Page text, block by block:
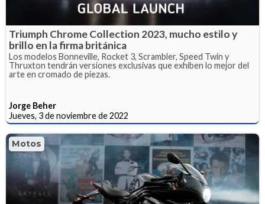
Triumph Chrome Collection 2023, mucho estilo y
brillo en la firma británica
Los modelos Bonneville, Rocket 3, Scrambler, Speed Twin y
Thruxton tendrán versiones exclusivas que exhiben lo mejor del
arte en cromado de piezas.
Jorge Beher
Jueves, 3 de noviembre de 2022
Motos